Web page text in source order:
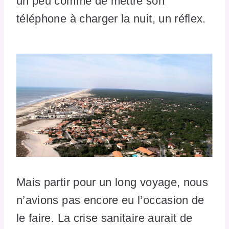
téléphone à charger la nuit, un réflex.
Mais partir pour un long voyage, nous
n’avions pas encore eu l’occasion de
le faire. La crise sanitaire aurait de